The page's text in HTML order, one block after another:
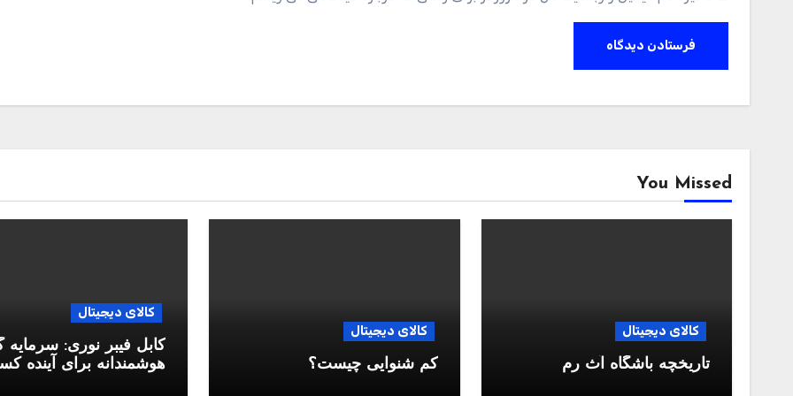
You Missed
کالای دیجیتال
تاریخچه باشگاه آث رم
کالای دیجیتال
کم شنوایی چیست؟
کالای دیجیتال
کابل فیبر نوری: سرمایه
هوشمندانه برای آینده